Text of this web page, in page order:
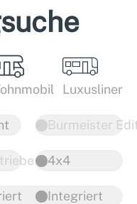
Luxusliner
4x4
Burmeister
Integriert